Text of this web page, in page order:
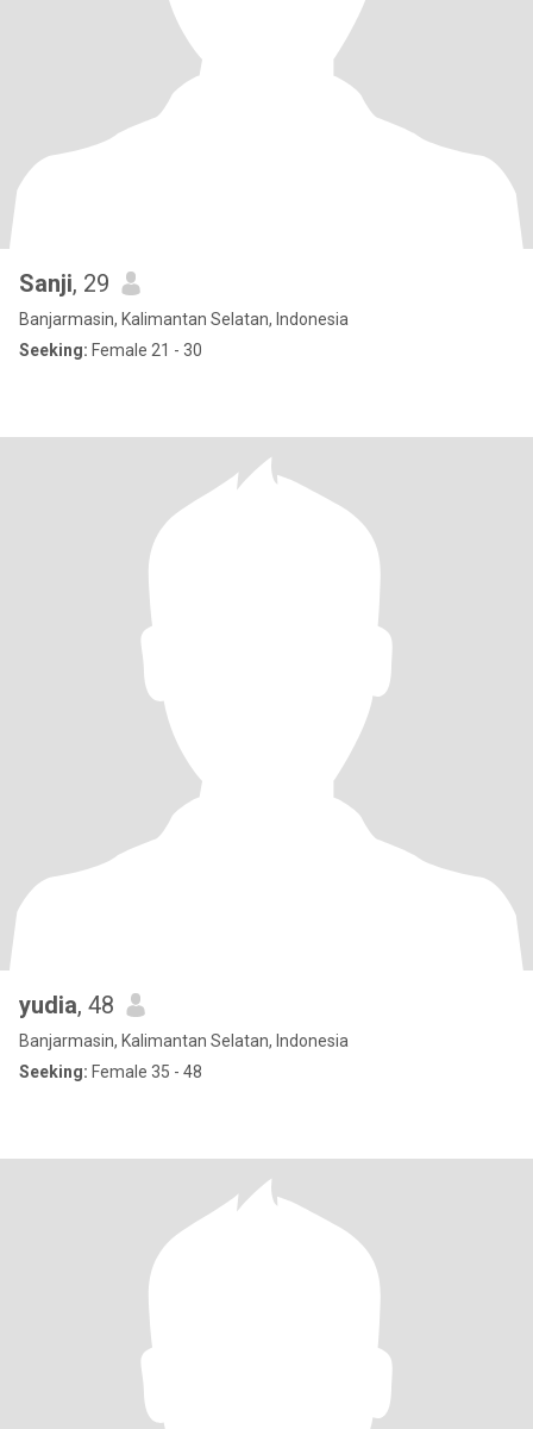
Sanji, 29
Banjarmasin, Kalimantan Selatan, Indonesia
Seeking: Female 21 - 30
yudia, 48
Banjarmasin, Kalimantan Selatan, Indonesia
Seeking: Female 35 - 48